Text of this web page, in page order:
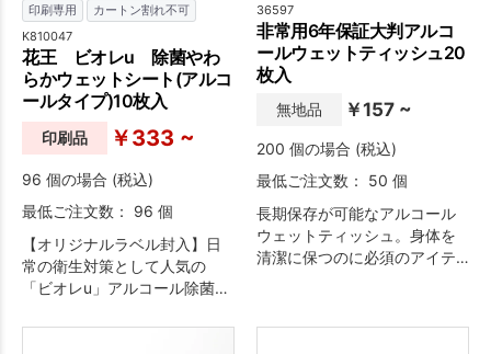
印刷専用
カートン割れ不可
K810047
花王 ビオレu 除菌やわ
らかウェットシート(アルコ
ールタイプ)10枚入
印刷品 ￥333 ~
96 個の場合 (税込)
最低ご注文数： 96 個
【オリジナルラベル封入】日
常の衛生対策として人気の
「ビオレu」アルコール除菌タ
ジナルチラシを封入できる、
36597
非常用6年保証大判アルコ
ールウェットティッシュ20
枚入
無地品 ￥157 ~
200 個の場合 (税込)
最低ご注文数： 50 個
長期保存が可能なアルコール
ウェットティッシュ。身体を
清潔に保つのに必須のアイテ